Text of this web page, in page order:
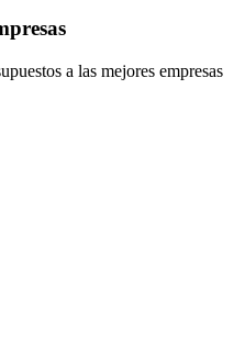
a las mejores empresas